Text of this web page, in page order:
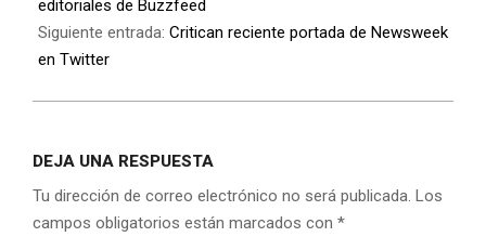
editoriales de Buzzfeed
Siguiente entrada: Critican reciente portada de Newsweek
en Twitter
DEJA UNA RESPUESTA
Tu dirección de correo electrónico no será publicada. Los
campos obligatorios están marcados con *